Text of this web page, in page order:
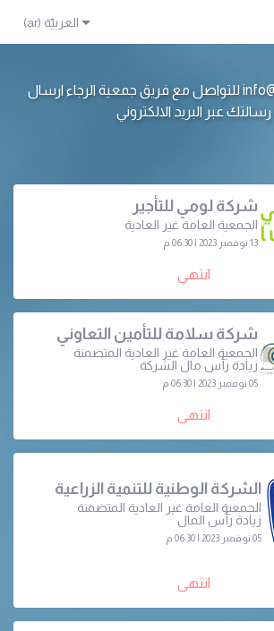
info@jameeah.com للتواصل مع فريق جمعية الرجاء ارسال
رسالتك عبر البريد الالكتروني
شركة لومي للتأجير
الجمعية العامة غير العادية
13 نوفمبر 2023 | 06:30 م
انتهى
شركة سلامة للتأمين التعاوني
الجمعية العامة غير العادية المتضمنة
زيادة رأس مال الشركة
05 نوفمبر 2023 | 06:30 م
انتهى
الشركة الوطنية للتنمية الزراعية
الجمعية العامة غير العادية المتضمنة
زيادة رأس المال
05 نوفمبر 2023 | 06:30 م
انتهى